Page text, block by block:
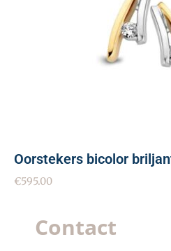
Oorstekers bicolor
€595.00
Contact